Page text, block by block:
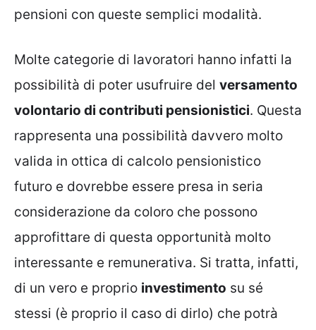
pensioni con queste semplici modalità.
Molte categorie di lavoratori hanno infatti la
possibilità di poter usufruire del versamento
volontario di contributi pensionistici. Questa
rappresenta una possibilità davvero molto
valida in ottica di calcolo pensionistico
futuro e dovrebbe essere presa in seria
considerazione da coloro che possono
approfittare di questa opportunità molto
interessante e remunerativa. Si tratta, infatti,
di un vero e proprio investimento su sé
stessi (è proprio il caso di dirlo) che potrà